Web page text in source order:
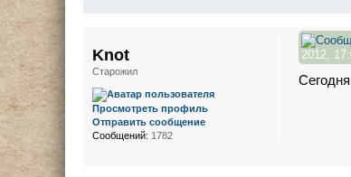
2012,
Knot
Старожил
Просмотреть профиль
Отправить сообщение
Сообщений: 1782